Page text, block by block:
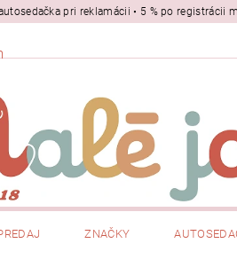
pri reklamácii • 5 % po registrácii
ZNAČKY